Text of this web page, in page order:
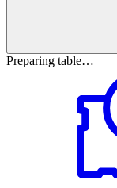
Preparing table…